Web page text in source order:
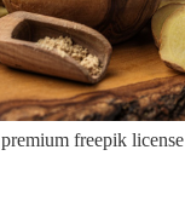
premium freepik license